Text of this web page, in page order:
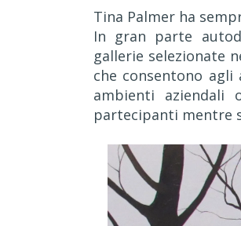
Tina Palmer ha
In gran parte
gallerie selezionate
che consentono
ambienti
partecipanti mentre